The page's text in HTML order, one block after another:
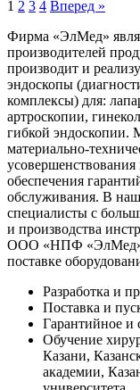
1 2 3 4 Вперед »
Фирма «ЭлМед»
производителей
производит и
эндоскопы
комплексы) для:
артроскопии,
гибкой эндоскопии.
материально-
обеспечения
обслуживания. В
специалисты с
и производства
ООО «НПФ «ЭлМед»
поставке
Разработка и
Поставка и
Гарантийное и
Обучение
Казани,
академии,